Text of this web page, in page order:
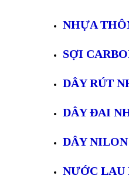
NHỰA
SỢI
DÂY RÚT
DÂY ĐAI
DÂY
NƯỚC